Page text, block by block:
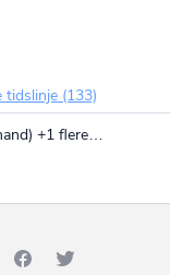
tidslinje (133)
+1 flere…